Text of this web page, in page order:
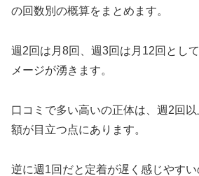
の回数別の概算をまとめます。
週2回は月8回、週3回は月12回とし
メージが湧きます。
口コミで多い高いの正体は、週2回
額が目立つ点にあります。
逆に週1回だと定着が遅く感じやす